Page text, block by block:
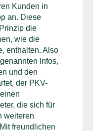
Kunden in
an. Diese
die
wie die
enthalten. Also
Infos,
und den
der PKV-
die sich für
weiteren
freundlichen